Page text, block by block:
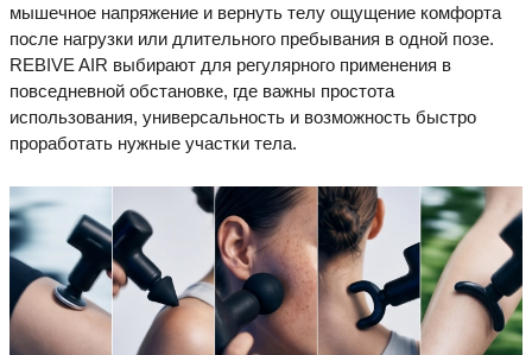
мышечное напряжение и вернуть телу ощущение комфорта
после нагрузки или длительного пребывания в одной позе.
REBIVE AIR выбирают для регулярного применения в
повседневной обстановке, где важны простота
использования, универсальность и возможность быстро
проработать нужные участки тела.